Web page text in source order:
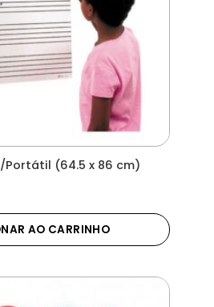
Portátil (64.5 x 86 cm)
AO CARRINHO